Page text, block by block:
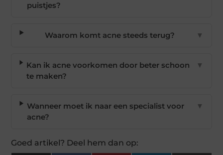
puistjes?
Waarom komt acne steeds terug? ▼
Kan ik acne voorkomen door beter schoon
te maken?
▼
Wanneer moet ik naar een specialist voor
acne?
▼
Goed artikel? Deel hem dan op: